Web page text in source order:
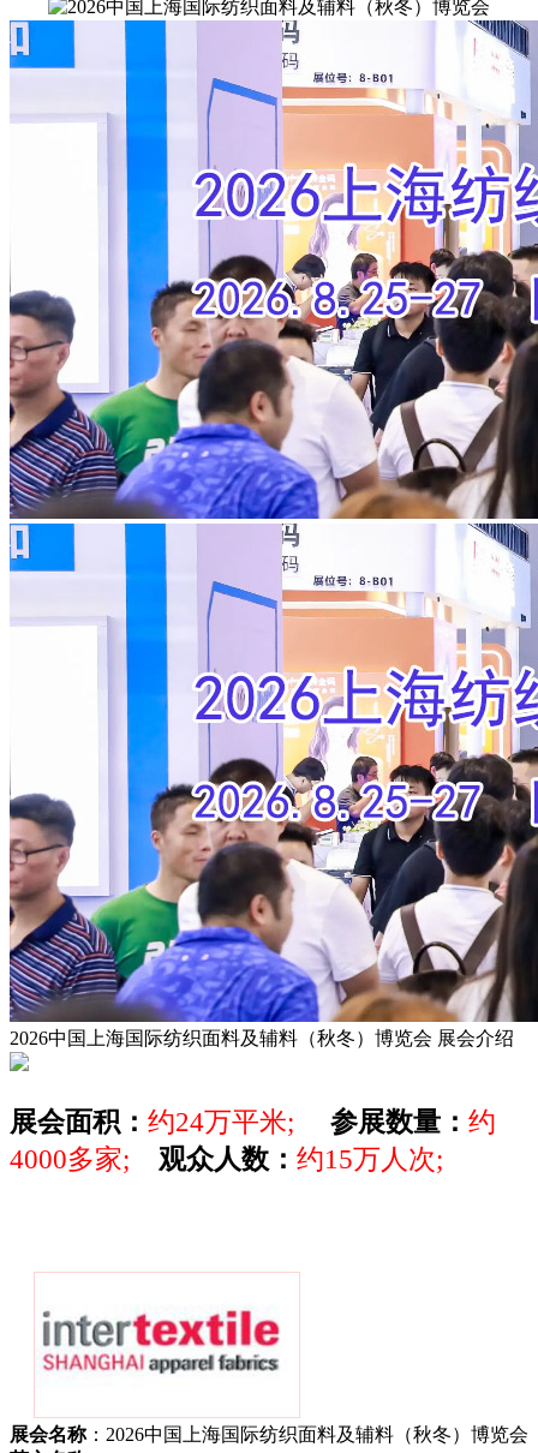
2026中国上海国际纺织面料及辅料（秋冬）博览会 展会介绍
展会面积： 约24万平米; 参展数量： 约
4000多家; 观众人数： 约15万人次;
展会名称：2026中国上海国际纺织面料及辅料（秋冬）博览会